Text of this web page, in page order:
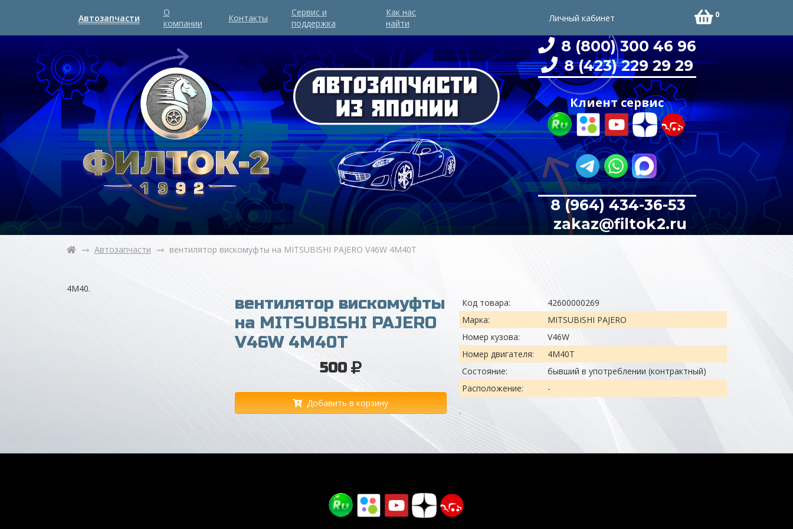
Автозапчасти
О
компании
Контакты
Сервис и
поддержка
Как нас
найти
Личный кабинет 0
8 (800) 300 46 96
8 (423) 229 29 29
Клиент сервис
8 (964) 434-36-53
zakaz@filtok2.ru
Автозапчасти вентилятор вискомуфты на MITSUBISHI PAJERO V46W 4M40T
вентилятор вискомуфты
на MITSUBISHI PAJERO
V46W 4M40T
500
Добавить в корзину
Код товара:
42600000269
Марка:
MITSUBISHI PAJERO
Номер кузова:
V46W
Номер двигателя:
4M40T
Состояние:
бывший в употреблении (контрактный)
Расположение:
-
.
4M40.